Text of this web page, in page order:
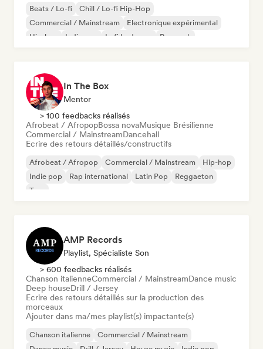
Beats / Lo-fi
Chill / Lo-fi Hip-Hop
Commercial / Mainstream
Electronique expérimental
Hip-hop
Indie pop Lofi bedroom Pop rock
In The Box
Mentor
> 100 feedbacks réalisés
Afrobeat / AfropopBossa novaMusique Brésilienne
Commercial / MainstreamDancehall
Ecrire des retours détaillés/constructifs
Afrobeat / Afropop Commercial / Mainstream
Hip-hop
Indie pop
Rap international Latin Pop
Reggaeton
Trap
AMP Records
Playlist, Spécialiste Son
> 600 feedbacks réalisés
Chanson italienneCommercial / MainstreamDance music
Deep houseDrill / Jersey
Ecrire des retours détaillés sur la production des
morceaux
Ajouter dans ma/mes playlist(s) impactante(s)
Chanson italienne
Commercial / Mainstream